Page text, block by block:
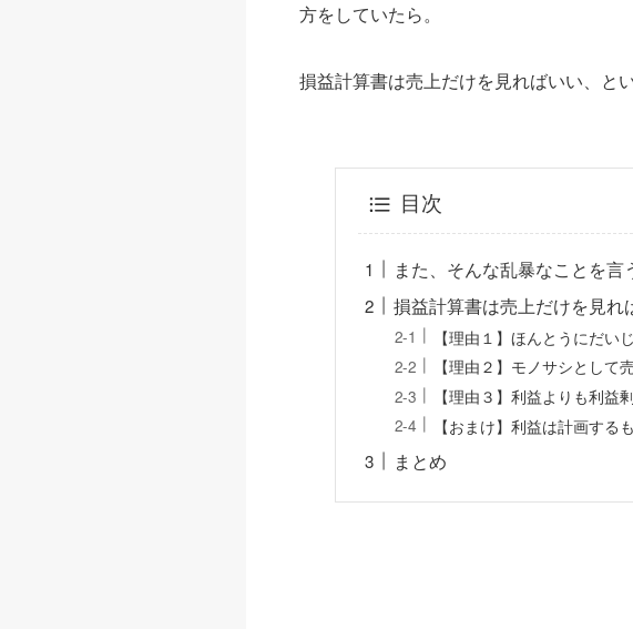
方をしていたら。
損益計算書は売上だけを見ればいい、と
目次
また、そんな乱暴なことを言
損益計算書は売上だけを見れ
【理由１】ほんとうにだい
【理由２】モノサシとして
【理由３】利益よりも利益
【おまけ】利益は計画する
まとめ